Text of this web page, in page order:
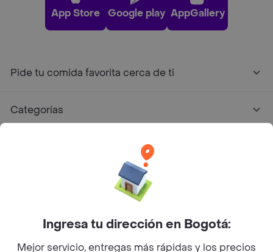
App Store Google play AppGallery
Pide tu comida favorita cerca de ti
Categorías
Facebook
Twitter
Instagram
©2026Rappi Inc. All rights reserved.
Ingresa tu dirección en Bogotá:
Mejor servicio, entregas más rápidas y los precios